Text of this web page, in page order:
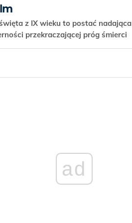
z IX wieku to postać nadająca
przekraczającej próg śmierci